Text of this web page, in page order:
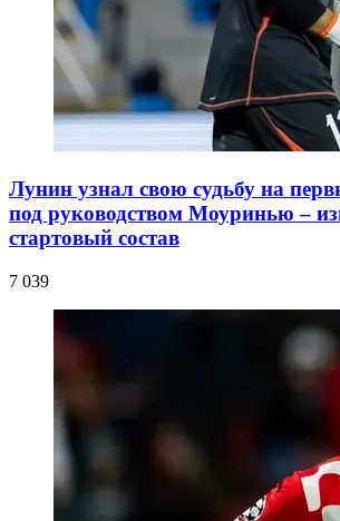
Лунин узнал свою судьбу на
под руководством Моуринью –
стартовый состав
7 039